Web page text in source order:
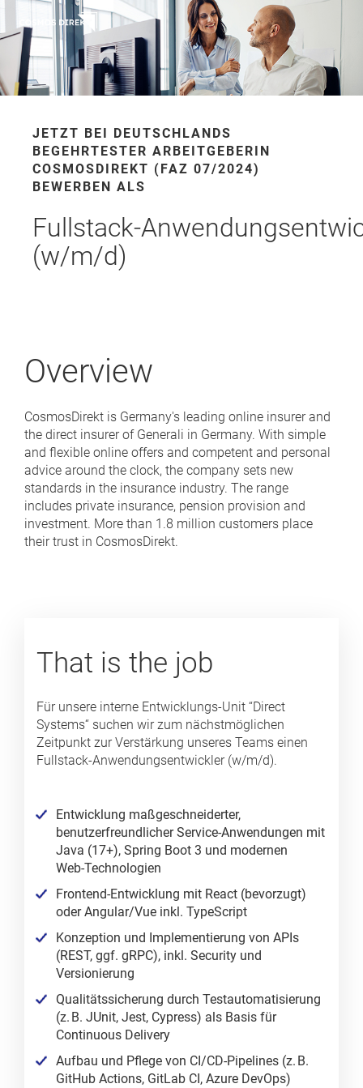
JETZT BEI DEUTSCHLANDS
BEGEHRTESTER ARBEITGEBERIN
COSMOSDIREKT (FAZ 07/2024)
BEWERBEN ALS
(w/m/d)
Overview
CosmosDirekt is Germany's leading online insurer and
the direct insurer of Generali in Germany. With simple
and flexible online offers and competent and personal
advice around the clock, the company sets new
standards in the insurance industry. The range
includes private insurance, pension provision and
investment. More than 1.8 million customers place
their trust in CosmosDirekt.
That is the job
Für unsere interne Entwicklungs‑Unit “Direct
Systems“ suchen wir zum nächstmöglichen
Zeitpunkt zur Verstärkung unseres Teams einen
Fullstack‑Anwendungsentwickler (w/m/d).
Entwicklung maßgeschneiderter,
benutzerfreundlicher Service‑Anwendungen mit
Java (17+), Spring Boot 3 und modernen
Web‑Technologien
Frontend‑Entwicklung mit React (bevorzugt)
oder Angular/Vue inkl. TypeScript
Konzeption und Implementierung von APIs
(REST, ggf. gRPC), inkl. Security und
Versionierung
Qualitätssicherung durch Testautomatisierung
(z. B. JUnit, Jest, Cypress) als Basis für
Continuous Delivery
Aufbau und Pflege von CI/CD‑Pipelines (z. B.
GitHub Actions, GitLab CI, Azure DevOps)